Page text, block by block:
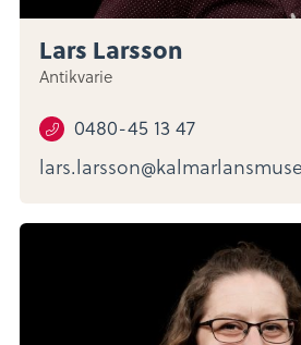
Lars Larsson
Antikvarie
0480-45 13 47